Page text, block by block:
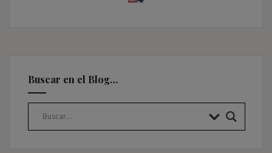
Buscar en el Blog…